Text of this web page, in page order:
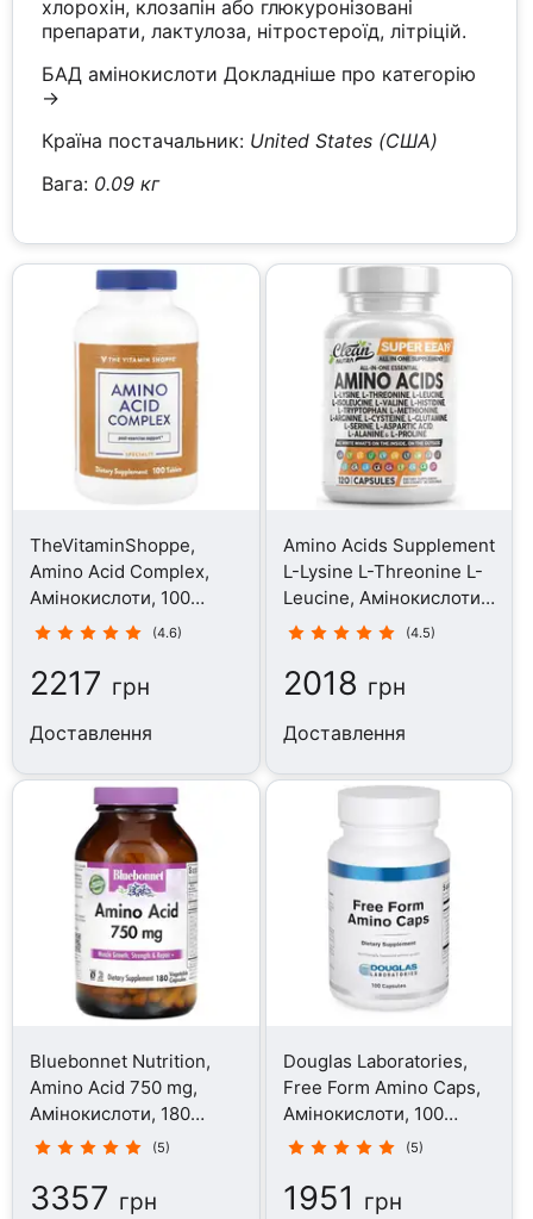
хлорохін, клозапін або глюкуронізовані
препарати, лактулоза, нітростероїд, літріцій.
БАД амінокислотиДокладніше про категорію
→
Країна постачальник: United States (США)
Вага: 0.09 кг
TheVitaminShoppe,
Amino Acid Complex,
Амінокислоти, 100
таблеток
(4.6)
2217 грн
Доставлення
Amino Acids Supplement
L-Lysine L-Threonine L-
Leucine, Амінокислоти,
120 капсул
(4.5)
2018 грн
Доставлення
Bluebonnet Nutrition,
Amino Acid 750 mg,
Амінокислоти, 180
капсул
(5)
3357 грн
Douglas Laboratories,
Free Form Amino Caps,
Амінокислоти, 100
капсул
(5)
1951 грн